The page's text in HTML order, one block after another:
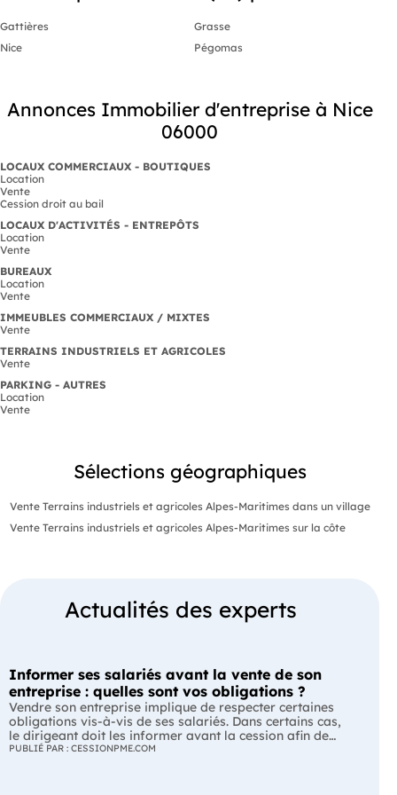
Gattières
Grasse
Nice
Pégomas
Annonces Immobilier d'entreprise à Nice
06000
LOCAUX COMMERCIAUX - BOUTIQUES
Location
Vente
Cession droit au bail
LOCAUX D'ACTIVITÉS - ENTREPÔTS
Location
Vente
BUREAUX
Location
Vente
IMMEUBLES COMMERCIAUX / MIXTES
Vente
TERRAINS INDUSTRIELS ET AGRICOLES
Vente
PARKING - AUTRES
Location
Vente
Sélections géographiques
Vente Terrains industriels et agricoles Alpes-Maritimes dans un village
Vente Terrains industriels et agricoles Alpes-Maritimes sur la côte
Actualités des experts
Informer ses salariés avant la vente de son
entreprise : quelles sont vos obligations ?
Vendre son entreprise implique de respecter certaines
obligations vis-à-vis de ses salariés. Dans certains cas,
le dirigeant doit les informer avant la cession afin de
leur permettre, s'ils le souhaitent, de présenter une offre
PUBLIÉ PAR : CESSIONPME.COM